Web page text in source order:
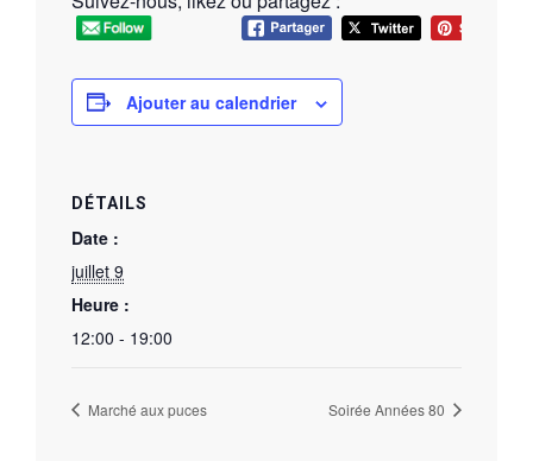
Ajouter au calendrier
DÉTAILS
Date :
juillet 9
Heure :
12:00 - 19:00
Marché aux puces Soirée Années 80